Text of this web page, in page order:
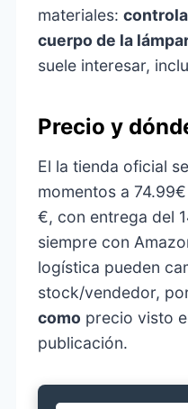
materiales:
cuerpo de la
suele interesar,
Precio y
El la tienda oficial
momentos a
€, con entrega del
siempre con
logística pueden
stock/vendedor,
como precio visto
publicación.